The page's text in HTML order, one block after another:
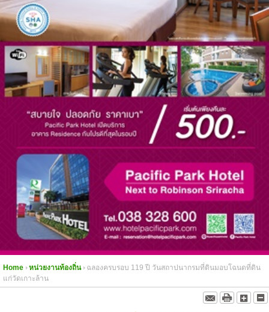
Home หน่วยงานท้องถิ่น
ฉลองครบรอบ 119 ปี วันสถาปนากรมที่ดินมอบโฉนดที่ดิน
แก่วัดเกาะล้าน